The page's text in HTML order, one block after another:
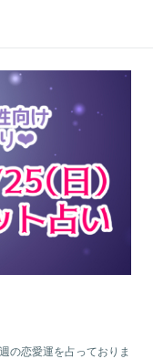
の恋愛運を占っておりま